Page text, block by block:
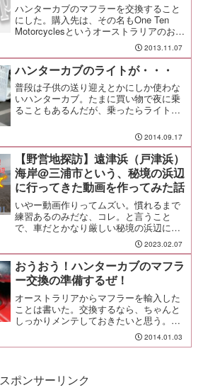
ハンターカブのマフラーを交換すること
にした。購入先は、その名もOne Ten
Motorcyclesというオーストラリアのお
店。そもそもの発端は、Youtubeで見かけ
たこの動画。このマフラーは何だ？！欲
しいぞ！！と思って探してみたら、eB...
2013.11.07
ハンターカブのライトが・・・
普段は子供の送り迎えとかにしか使わな
いハンターカブ。たまに買い物で夜に乗
ることもあるんだが、乗ったらライトが
た。ポジション灯の方が明るいとか、い
ったいどういうことだ。と言う訳で、さ
っそく修理することにした。...
2014.09.17
【野営地探訪】遠津浜（戸津浜）
海岸@三浦市という、秘境の浜辺
に行ってきた動画を作ってみた話
いやー動画作りってムズい。慣れるまで
練習あるのみだな、コレ。と言うこと
で、車だとかなり厳しい秘境の浜辺に行
2023.02.07
おうおう！ハンターカブのマフラ
ー交換の準備するぜ！
オーストラリアからマフラーを輸入した
ことは書いた。交換するなら、ちゃんと
しっかりメンテしておきたいと思う。ま
ずは、交換するマフラーまわりのボル
ト・ナットのチェック。あら素敵。サビ
2014.01.03
スポンサーリンク